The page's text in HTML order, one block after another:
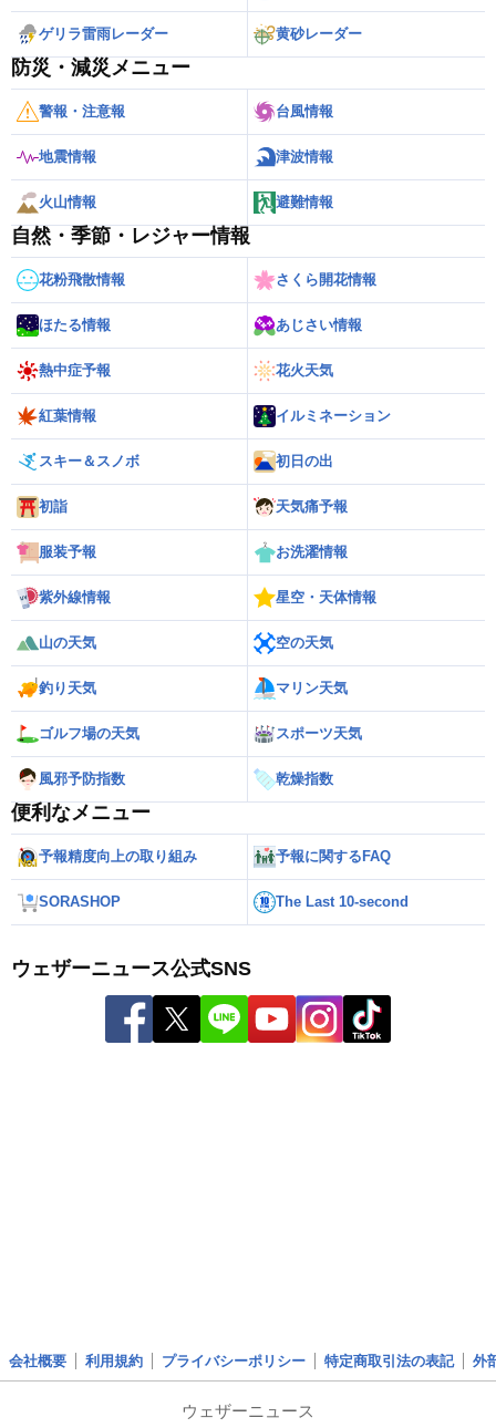
ゲリラ雷雨レーダー 黄砂レーダー
防災・減災メニュー
警報・注意報 台風情報
地震情報 津波情報
火山情報 避難情報
自然・季節・レジャー情報
花粉飛散情報 さくら開花情報
ほたる情報 あじさい情報
熱中症予報 花火天気
紅葉情報 イルミネーション
スキー＆スノボ 初日の出
初詣 天気痛予報
服装予報 お洗濯情報
紫外線情報 星空・天体情報
山の天気 空の天気
釣り天気 マリン天気
ゴルフ場の天気 スポーツ天気
風邪予防指数 乾燥指数
便利なメニュー
予報精度向上の取り組み 予報に関するFAQ
SORASHOP The Last 10-second
ウェザーニュース公式SNS
会社概要 利用規約 プライバシーポリシー 特定商取引法の表記 外
ウェザーニュース